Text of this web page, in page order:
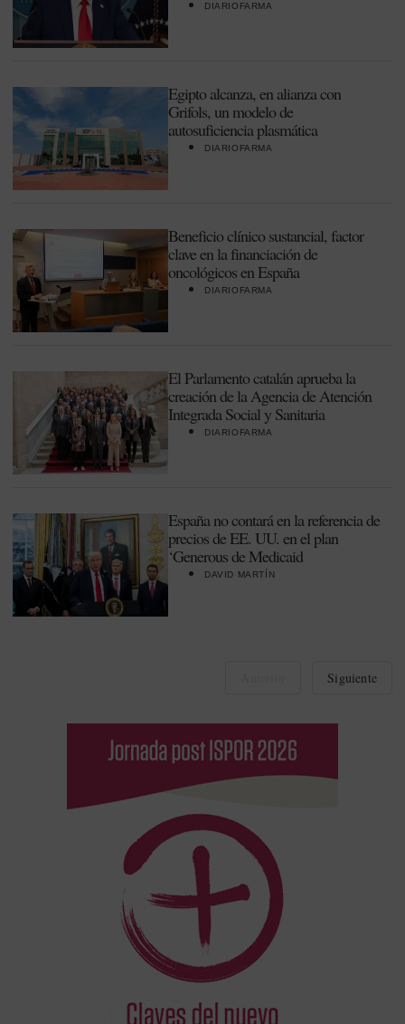
DIARIOFARMA
Egipto alcanza, en alianza con
Grifols, un modelo de
autosuficiencia plasmática
DIARIOFARMA
Beneficio clínico sustancial, factor
clave en la financiación de
oncológicos en España
DIARIOFARMA
El Parlamento catalán aprueba la
creación de la Agencia de Atención
Integrada Social y Sanitaria
DIARIOFARMA
España no contará en la referencia de
precios de EE. UU. en el plan
‘Generous de Medicaid
DAVID MARTÍN
Siguiente